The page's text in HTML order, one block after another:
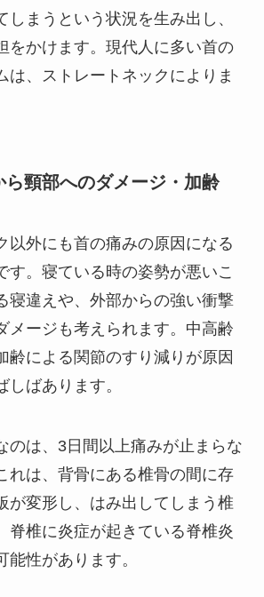
しまうという状況を生み出し、
をかけます。現代人に多い首の
は、ストレートネックによりま
ら頸部へのダメージ・加齢
以外にも首の痛みの原因になる
す。寝ている時の姿勢が悪いこ
寝違えや、外部からの強い衝撃
メージも考えられます。中高齢
齢による関節のすり減りが原因
しばあります。
のは、3日間以上痛みが止まらな
れは、背骨にある椎骨の間に存
が変形し、はみ出してしまう椎
脊椎に炎症が起きている脊椎炎
能性があります。